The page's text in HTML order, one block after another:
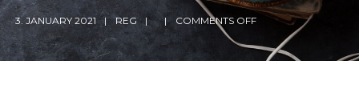
3. JANUARY 2021 REG COMMENTS OFF